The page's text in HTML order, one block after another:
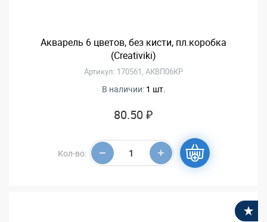
Акварель 6 цветов, без кисти, пл.коробка
(Creativiki)
Артикул: 170561, АКВП06КР
В наличии: 1 шт.
80.50 ₽
Кол-во: